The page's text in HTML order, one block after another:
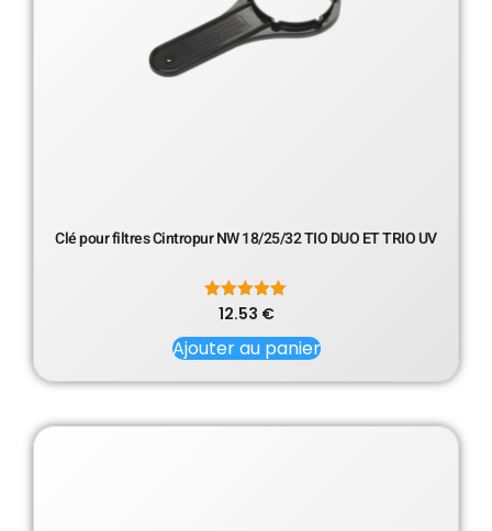
Clé pour filtres Cintropur NW 18/25/32 TIO DUO ET TRIO UV
Note
sur 5
12.53 €
Ajouter au panier